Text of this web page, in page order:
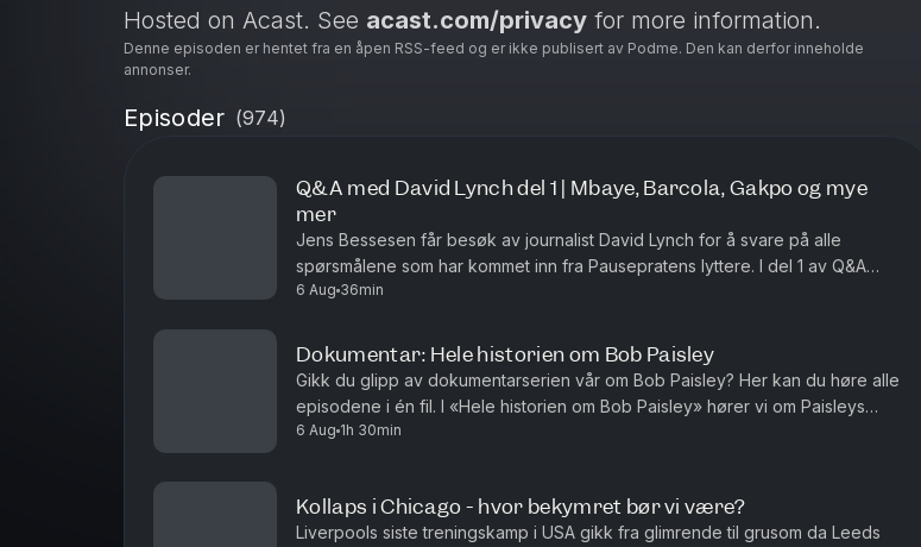
Hosted on Acast. See acast.com/privacy for more information.
Denne episoden er hentet fra en åpen RSS-feed og er ikke publisert av Podme. Den kan derfor inneholde
annonser.
Episoder (974)
Q&A med David Lynch del 1 | Mbaye, Barcola, Gakpo og mye
mer
Jens Bessesen får besøk av journalist David Lynch for å svare på alle
spørsmålene som har kommet inn fra Pausepratens lyttere. I del 1 av Q&A
med David Lynch snakker vi om Ibrahim Mbaye, Bradley Barco...
6 Aug 36min
Dokumentar: Hele historien om Bob Paisley
Gikk du glipp av dokumentarserien vår om Bob Paisley? Her kan du høre alle
episodene i én fil. I «Hele historien om Bob Paisley» hører vi om Paisleys
fotballbesettelse fra en tidlig alder, og hvordan ...
6 Aug 1h 30min
Kollaps i Chicago - hvor bekymret bør vi være?
Liverpools siste treningskamp i USA gikk fra glimrende til grusom da Leeds